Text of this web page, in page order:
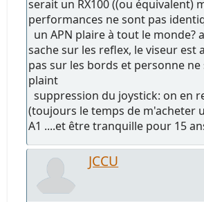
serait un RX100 ((ou équivalent)
performances ne sont pas
un APN plaire à tout le monde?
sache sur les reflex, le viseur est
pas sur les bords et personne ne
plaint
suppression du joystick: on en
(toujours le temps de m'acheter
A1 ....et être tranquille pour 15
JCCU